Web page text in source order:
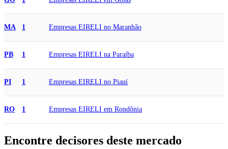
MA 1 Empresas EIRELI no Maranhão
PB 1 Empresas EIRELI na Paraíba
PI 1 Empresas EIRELI no Piauí
RO 1 Empresas EIRELI em Rondônia
Encontre decisores deste mercado